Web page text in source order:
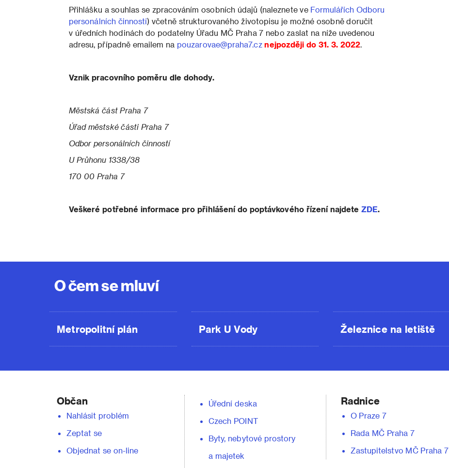
Přihlášku a souhlas se zpracováním osobních údajů (naleznete ve Formulářích Odboru
personálních činností) včetně strukturovaného životopisu je možné osobně doručit
v úředních hodinách do podatelny Úřadu MČ Praha 7 nebo zaslat na níže uvedenou
adresu, případně emailem na pouzarovae@praha7.cz nejpozději do 31. 3. 2022.
Vznik pracovního poměru dle dohody.
Městská část Praha 7
Úřad městské části Praha 7
Odbor personálních činností
U Průhonu 1338/38
170 00 Praha 7
Veškeré potřebné informace pro přihlášení do poptávkového řízení najdeteZDE.
O čem se mluví
Metropolitní plán Park U Vody Železnice na letiště
Občan
Nahlásit problém
Zeptat se
Objednat se on-line
Úřední deska
Czech POINT
Byty, nebytové prostory
a majetek
Radnice
O Praze 7
Rada MČ Praha 7
Zastupitelstvo MČ Praha 7